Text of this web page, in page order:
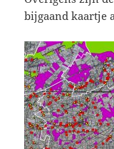
bijgaand kaartje